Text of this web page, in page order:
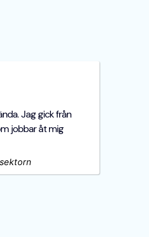
Jag gick från
jobbar åt mig